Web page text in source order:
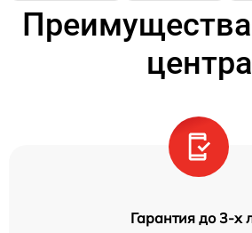
центра
Гарантия до 3-х